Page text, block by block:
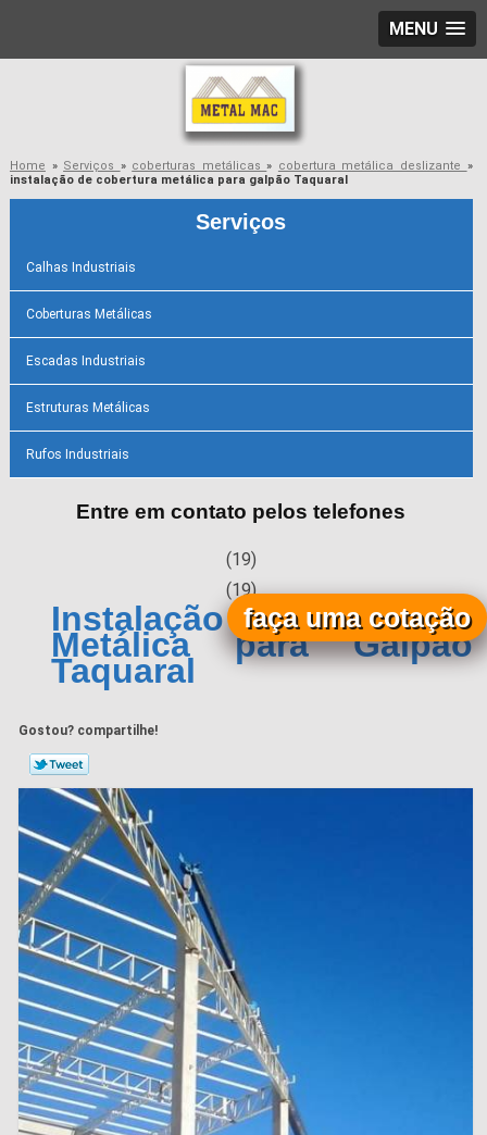
MENU
Home » Serviços » coberturas metálicas» cobertura metálica deslizante »
instalação de cobertura metálica para galpão Taquaral
Serviços
Calhas Industriais
Coberturas Metálicas
Escadas Industriais
Estruturas Metálicas
Rufos Industriais
Entre em contato pelos telefones
(19)
(19)
Instalação de Cobertura
Metálica para Galpão
Taquaral
Gostou? compartilhe!
faça uma cotação